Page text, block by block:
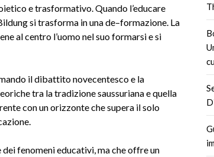
e trasformativo. Quando l’educare
si trasforma in una de–formazione. La
al centro l’uomo nel suo formarsi e si
il dibattito novecentesco e la
tra la tradizione saussuriana e quella
con un orizzonte che supera il solo
fenomeni educativi, ma che offre un